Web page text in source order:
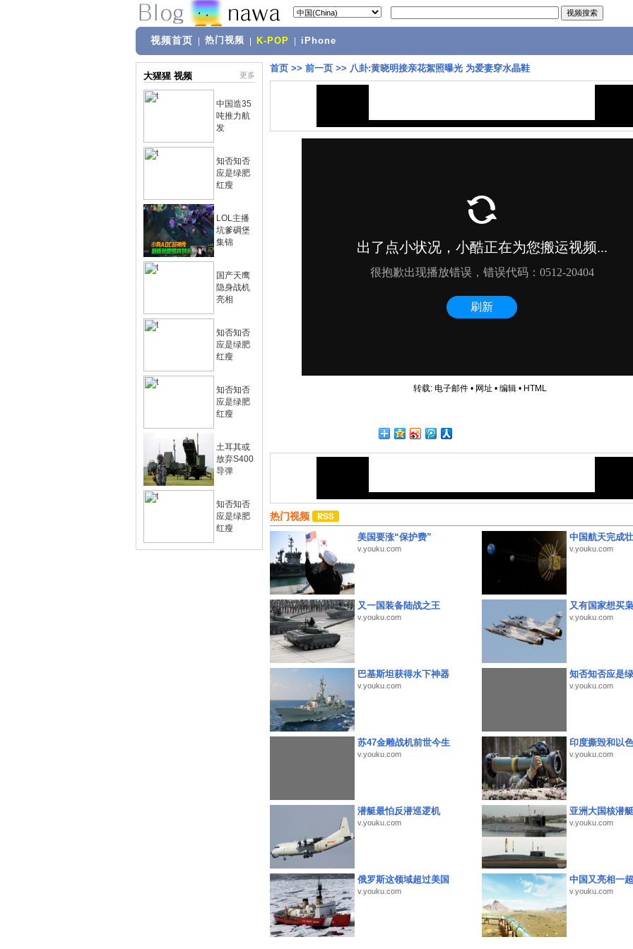
视频首页 热门视频 K-POP iPhone
大猩猩 视频 更多
中国造35
吨推力航
发
知否知否
应是绿肥
红瘦
LOL主播
坑爹碉堡
集锦
国产天鹰
隐身战机
亮相
知否知否
应是绿肥
红瘦
知否知否
应是绿肥
红瘦
土耳其或
放弃S400
导弹
知否知否
应是绿肥
红瘦
首页 >> 前一页 >> 八卦:黄晓明接亲花絮照曝光 为爱妻穿水晶鞋
转载: 电子邮件• 网址 • 编辑• HTML
热门视频
美国要涨“保护费”
v.youku.com
中国航天完成
v.youku.com
又一国装备陆战之王
v.youku.com
又有国家想买
v.youku.com
巴基斯坦获得水下神器
v.youku.com
知否知否应是
v.youku.com
苏47金雕战机前世今生
v.youku.com
印度撕毁和以
v.youku.com
潜艇最怕反潜巡逻机
v.youku.com
亚洲大国核潜
v.youku.com
俄罗斯这领域超过美国
v.youku.com
中国又亮相一
v.youku.com